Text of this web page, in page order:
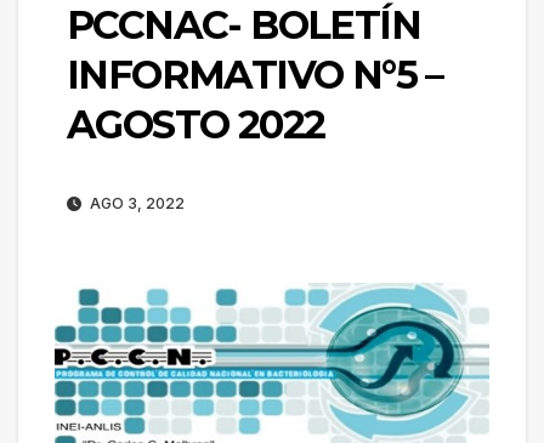
PCCNAC- BOLETÍN
INFORMATIVO N°5 –
AGOSTO 2022
AGO 3, 2022